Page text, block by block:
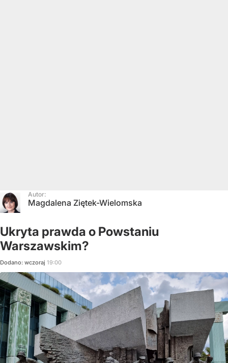
Autor:
Magdalena Ziętek-Wielomska
Ukryta prawda o Powstaniu
Warszawskim?
Dodano: wczoraj 19:00